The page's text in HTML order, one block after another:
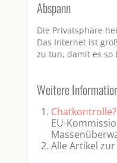
Abspann
Die Privatsphäre
Das Internet ist
zu tun, damit es so
Weitere
EU-
Alle Artikel